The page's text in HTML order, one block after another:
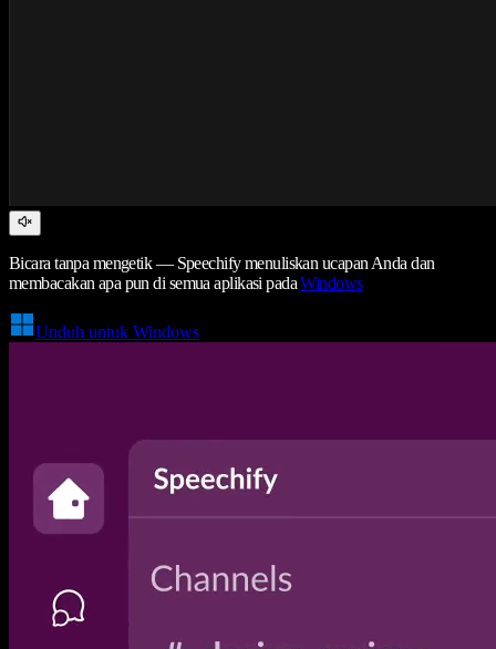
Bicara tanpa mengetik — Speechify menuliskan ucapan Anda dan
membacakan apa pun di semua aplikasi padaWindows
Unduh untuk Windows